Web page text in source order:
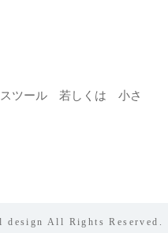
スツール 若しくは 小さ
All Rights Reserved.